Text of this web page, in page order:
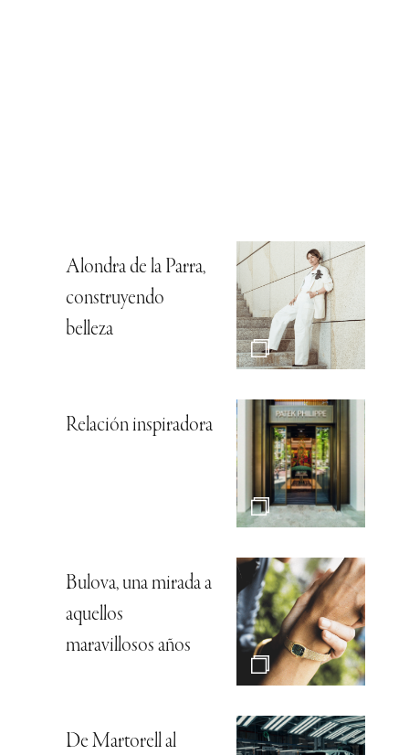
Alondra de la Parra,
construyendo
belleza
Relación inspiradora
Bulova, una mirada a
aquellos
maravillosos años
De Martorell al